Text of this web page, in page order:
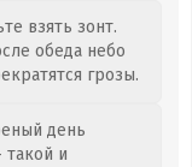
взять зонт.
обеда небо
грозы.
день
и